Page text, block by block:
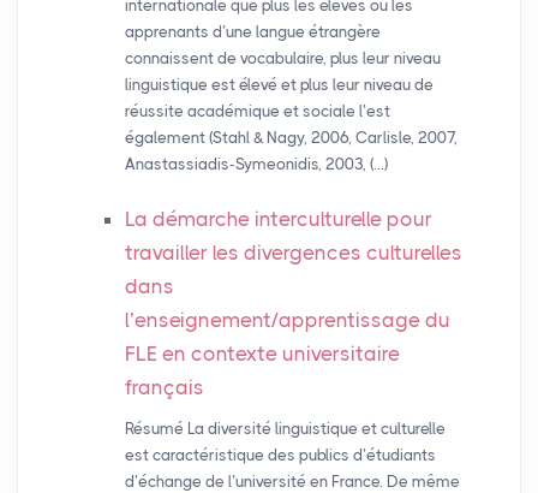
internationale que plus les élèves ou les
apprenants d’une langue étrangère
connaissent de vocabulaire, plus leur niveau
linguistique est élevé et plus leur niveau de
réussite académique et sociale l’est
également (Stahl & Nagy, 2006, Carlisle, 2007,
Anastassiadis-Symeonidis, 2003, (…)
La démarche interculturelle pour
travailler les divergences culturelles
dans
l’enseignement/apprentissage du
FLE en contexte universitaire
français
Résumé La diversité linguistique et culturelle
est caractéristique des publics d’étudiants
d’échange de l’université en France. De même